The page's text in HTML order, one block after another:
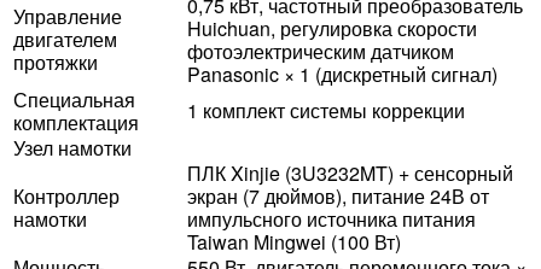
Управление
двигателем
протяжки
0,75 кВт, частотный преобразователь
Huichuan, регулировка скорости
фотоэлектрическим датчиком
Panasonic × 1 (дискретный сигнал)
Специальная
комплектация
1 комплект системы коррекции
Узел намотки
Контроллер
намотки
ПЛК Xinjie (3U3232MT) + сенсорный
экран (7 дюймов), питание 24В от
импульсного источника питания
Taiwan Mingwei (100 Вт)